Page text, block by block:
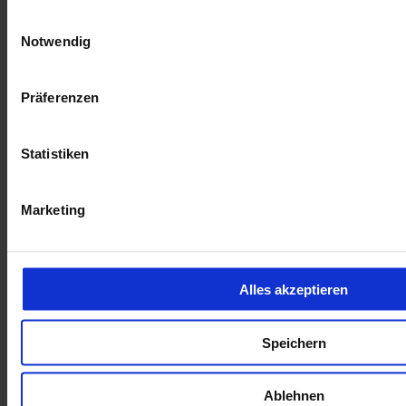
Notwendig
Präferenzen
Statistiken
Marketing
Alles akzeptieren
Speichern
Ablehnen
Kilometer Anzahl
Kraftstoffart
2-Zonen-Klimaautom
opel-de188705